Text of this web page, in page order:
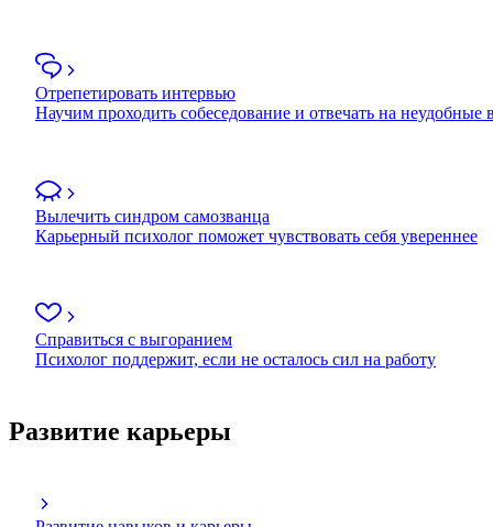
Отрепетировать интервью
Научим проходить собеседование и отвечать на неудобные
Вылечить синдром самозванца
Карьерный психолог поможет чувствовать себя увереннее
Справиться с выгоранием
Психолог поддержит, если не осталось сил на работу
Развитие карьеры